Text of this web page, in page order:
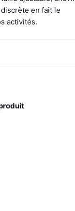
en fait le
activités.